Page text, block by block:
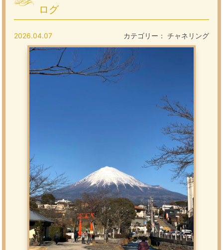
ログ
カテゴリー： チャネリング
2026.04.07